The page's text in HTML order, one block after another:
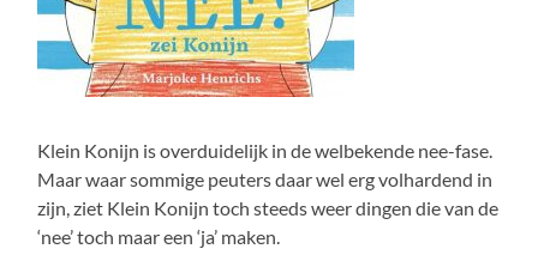
Klein Konijn is overduidelijk in de welbekende nee-fase.
Maar waar sommige peuters daar wel erg volhardend in
zijn, ziet Klein Konijn toch steeds weer dingen die van de
‘nee’ toch maar een ‘ja’ maken.